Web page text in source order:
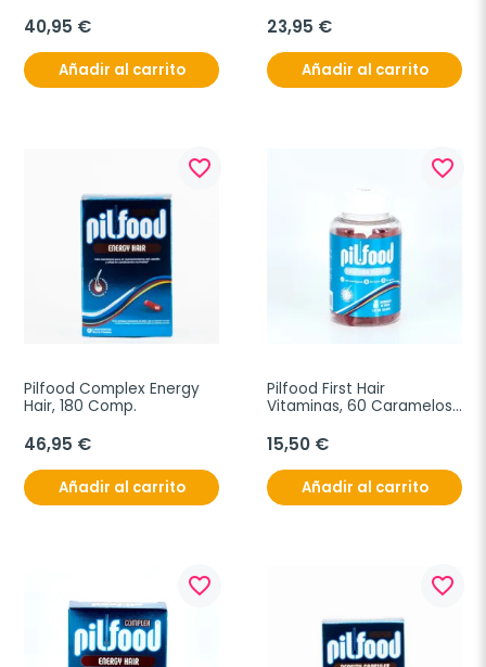
40,95 €
Añadir al carrito
23,95 €
Añadir al carrito
favorite_border
Pilfood Complex Energy
Hair, 180 Comp.
46,95 €
Añadir al carrito
favorite_border
Pilfood First Hair
Vitaminas, 60 Caramelos
15,50 €
Añadir al carrito
favorite_border favorite_border